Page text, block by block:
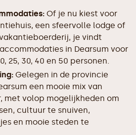
Of je nu kiest voor
een sfeervolle lodge of
je vindt
in Dearsum voor
25, 30, 40 en 50 personen.
Gelegen in de provincie
een mooie mix van
met volop mogelijkheden om
cultuur te snuiven,
en mooie steden te